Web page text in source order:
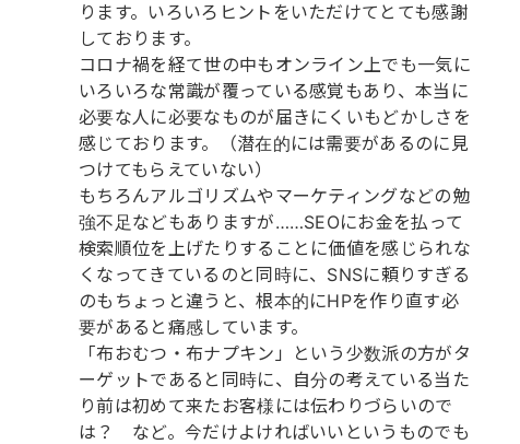
ります。いろいろヒントをいただけてとても感謝
しております。
コロナ禍を経て世の中もオンライン上でも一気に
いろいろな常識が覆っている感覚もあり、本当に
必要な人に必要なものが届きにくいもどかしさを
感じております。（潜在的には需要があるのに見
つけてもらえていない）
もちろんアルゴリズムやマーケティングなどの勉
強不足などもありますが……SEOにお金を払って
検索順位を上げたりすることに価値を感じられな
くなってきているのと同時に、SNSに頼りすぎる
のもちょっと違うと、根本的にHPを作り直す必
要があると痛感しています。
「布おむつ・布ナプキン」という少数派の方がタ
ーゲットであると同時に、自分の考えている当た
り前は初めて来たお客様には伝わりづらいので
は？ など。今だけよければいいというものでも